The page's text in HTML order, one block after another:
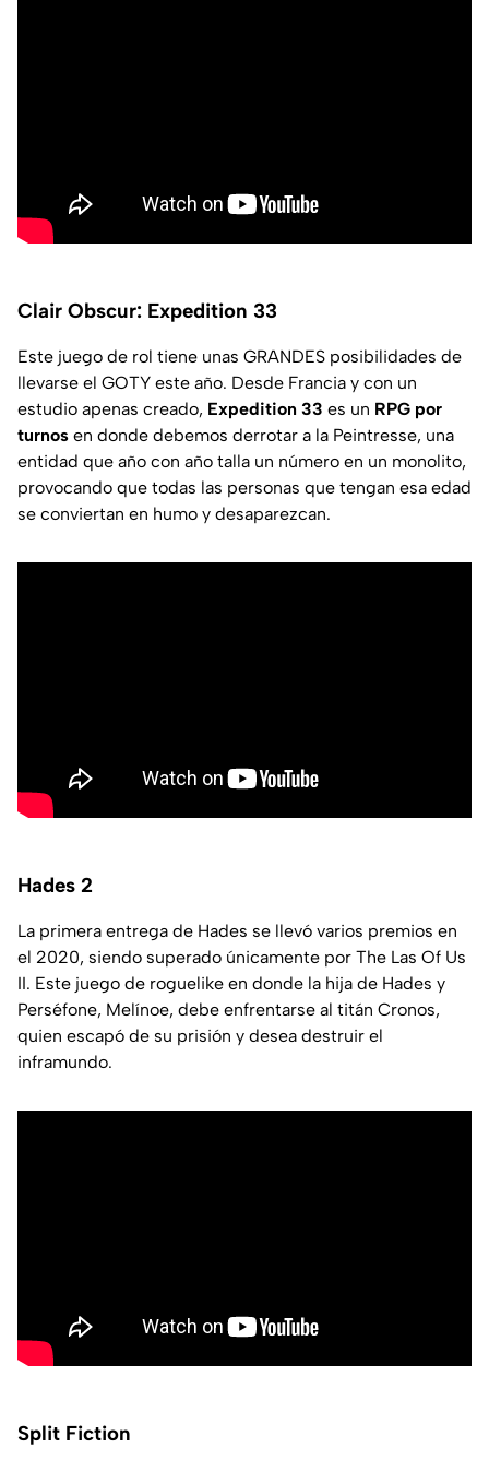
Clair Obscur: Expedition 33
Este juego de rol tiene unas GRANDES posibilidades de
llevarse el GOTY este año. Desde Francia y con un
estudio apenas creado, Expedition 33 es un RPG por
turnos en donde debemos derrotar a la Peintresse, una
entidad que año con año talla un número en un monolito,
provocando que todas las personas que tengan esa edad
se conviertan en humo y desaparezcan.
Hades 2
La primera entrega de Hades se llevó varios premios en
el 2020, siendo superado únicamente por The Las Of Us
II. Este juego de roguelike en donde la hija de Hades y
Perséfone, Melínoe, debe enfrentarse al titán Cronos,
quien escapó de su prisión y desea destruir el
inframundo.
Split Fiction